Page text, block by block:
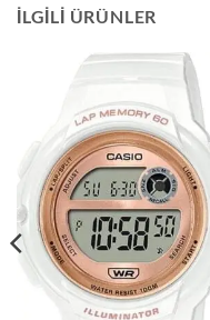
İLGILI ÜRÜNLER